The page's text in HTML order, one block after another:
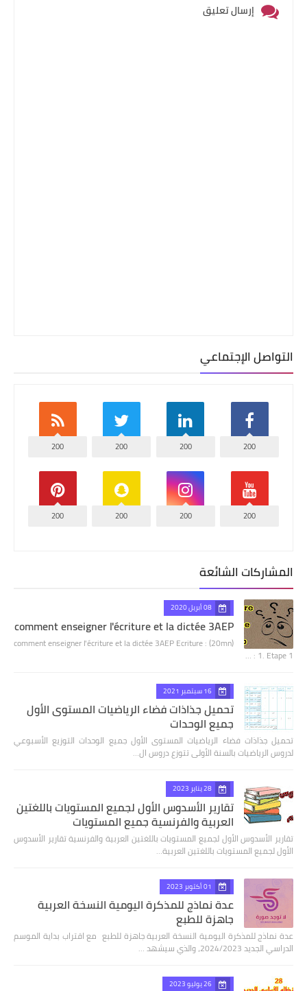
إرسال تعليق
التواصل الإجتماعي
200
200
200
200
200
200
200
200
المشاركات الشائعة
08 أبريل 2020
comment enseigner l'écriture et la dictée 3AEP
comment enseigner l'écriture et la dictée 3AEP Ecriture : (20mn)
1. Etape 1 : …
16 سبتمبر 2021
تحميل جذاذات فضاء الرياضيات المستوى الأول
جميع الوحدات
تحميل جذاذات فضاء الرياضيات المستوى الأول جميع الوحدات التوزيع الأسبوعي
لدروس الرياضيات بالسنة الأولى تتوزع دروس ال…
28 يناير 2023
تقارير الأسدوس الأول لجميع المستويات باللغتين
العربية والفرنسية جميع المستويات
تقارير الأسدوس الأول لجميع المستويات باللغتين العربية والفرنسية تقارير الأسدوس
الأول لجميع المستويات باللغتين العربية…
01 أكتوبر 2023
عدة نماذج للمذكرة اليومية النسخة العربية
جاهزة للطبع
عدة نماذج للمذكرة اليومية النسخة العربية جاهزة للطبع مع اقتراب بداية الموسم
الدراسي الجديد 2024/2023، والذي سيشهد …
26 يوليو 2023